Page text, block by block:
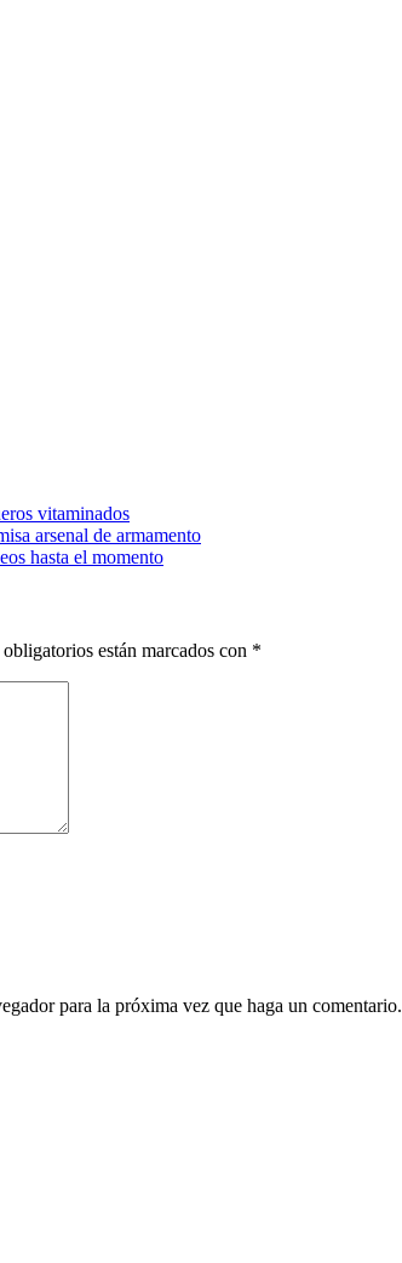
vitaminados
arsenal de armamento
hasta el momento
están marcados con *
para la próxima vez que haga un comentario.